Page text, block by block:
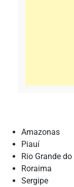
Amazonas
Piauí
Rio Grande
Roraima
Sergipe